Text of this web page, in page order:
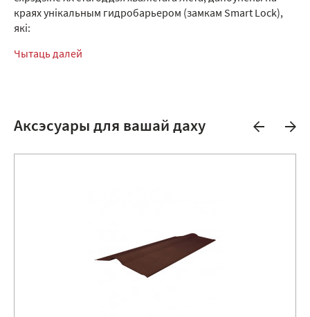
краях унікальным гидробарьером (замкам Smart Lock),
які:
Чытаць далей
Аксэсуары для вашай даху